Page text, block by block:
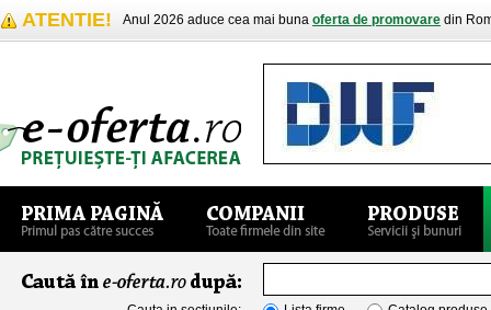
ATENTIE! Anul 2026 aduce cea mai buna oferta de promovare din